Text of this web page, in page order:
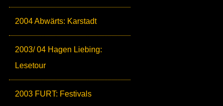
2004 Abwärts: Karstadt
2003/ 04 Hagen Liebing:
Lesetour
2003 FURT: Festivals